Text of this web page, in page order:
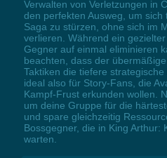
Verwalten von Verletzungen in
den perfekten Ausweg, um sich
Saga zu stürzen, ohne sich im
verlieren. Während ein
Gegner auf einmal eliminieren
beachten, dass der
Taktiken die tiefere
ideal also für Story-Fans, die
Kampf-Frust erkunden wollen.
um deine Gruppe für die
und spare gleichzeitig
Bossgegner, die in King Arthur:
warten.